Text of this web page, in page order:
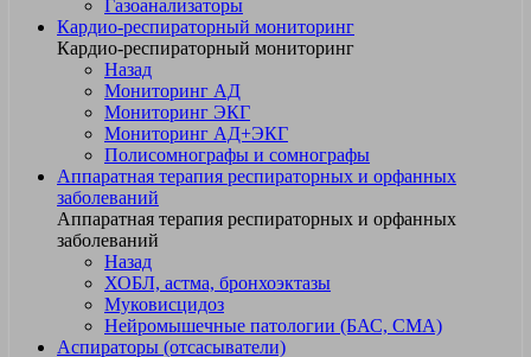
Газоанализаторы
Кардио-респираторный мониторинг
Кардио-респираторный мониторинг
Назад
Мониторинг АД
Мониторинг ЭКГ
Мониторинг АД+ЭКГ
Полисомнографы и сомнографы
Аппаратная терапия респираторных и орфанных
заболеваний
Аппаратная терапия респираторных и орфанных
заболеваний
Назад
ХОБЛ, астма, бронхоэктазы
Муковисцидоз
Нейромышечные патологии (БАС, СМА)
Аспираторы (отсасыватели)